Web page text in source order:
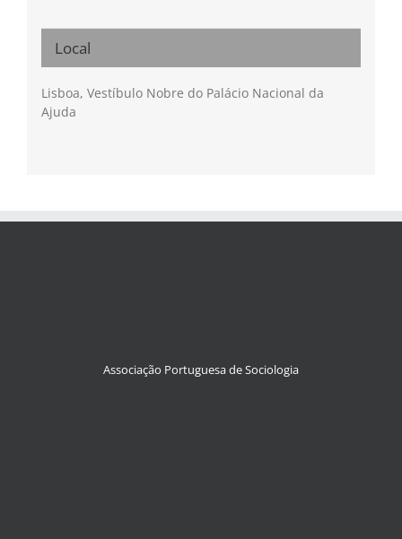
Local
Lisboa, Vestíbulo Nobre do Palácio Nacional da
Ajuda
Associação Portuguesa de Sociologia